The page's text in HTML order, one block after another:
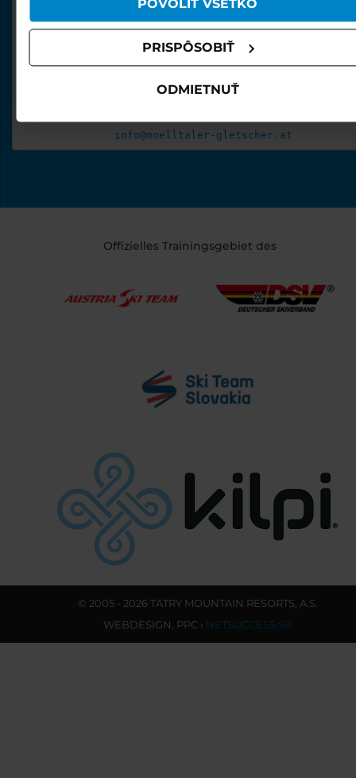
POVOLIŤ VŠETKO
PRISPÔSOBIŤ
ODMIETNUŤ
ZIMNÍ SEZÓNA 2025/26
10. října 2025 - 31. května 2026
Denně od 8:00 do 16:30.
Lanovka je za nepříznivého počasí uzavřena.
KONTAKT
info@moelltaler-gletscher.at
Offizielles Trainingsgebiet des
© 2005 - 2026 TATRY MOUNTAIN RESORTS, A.S.
WEBDESIGN PPC › NETSUCCESS.SK